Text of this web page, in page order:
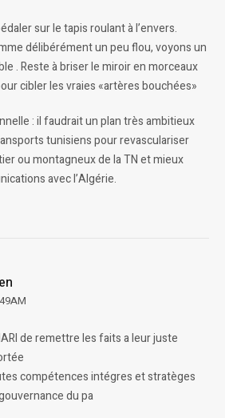
sur le tapis roulant à l’envers.
délibérément un peu flou, voyons un
. Reste à briser le miroir en morceaux
cibler les vraies «artères bouchées»
: il faudrait un plan très ambitieux
tunisiens pour revasculariser
ou montagneux de la TN et mieux
avec l’Algérie.
de remettre les faits a leur juste
compétences intégres et stratèges
du pa